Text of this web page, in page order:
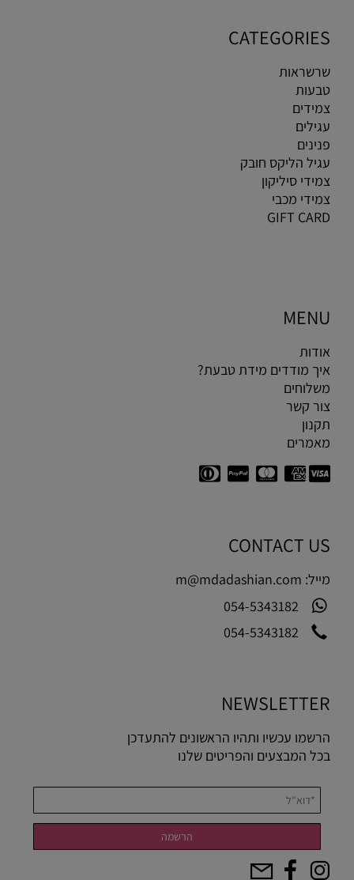
CATEGORIES
שרשראות
טבעות
צמידים
עגילים
פנינים
עגיל הליקס חובק
צמידי סיליקון
צמידי מכבי
GIFT CARD
MENU
אודות
איך מודדים מידת טבעת?
משלוחים
צור קשר
תקנון
מאמרים
CONTACT US
מייל: m@mdadashian.com
054-5343182
054-5343182
NEWSLETTER
הרשמו עכשיו ותהיו הראשונים להתעדכן
בכל המבצעים והפריטים שלנו